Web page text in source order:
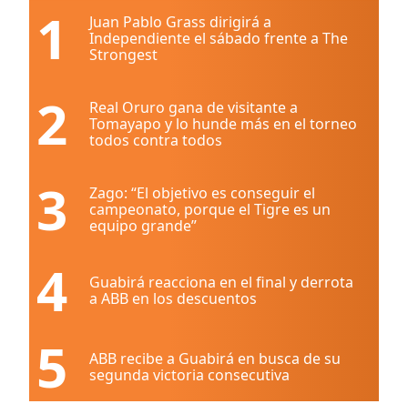
1
Juan Pablo Grass dirigirá a
Independiente el sábado frente a The
Strongest
2
Real Oruro gana de visitante a
Tomayapo y lo hunde más en el torneo
todos contra todos
3
Zago: “El objetivo es conseguir el
campeonato, porque el Tigre es un
equipo grande”
4
Guabirá reacciona en el final y derrota
a ABB en los descuentos
5
ABB recibe a Guabirá en busca de su
segunda victoria consecutiva